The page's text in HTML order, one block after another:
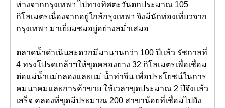
ห่างจากกรุงเทพฯ ไปทางทิศตะวันตกประมาณ 105
กิโลเมตรเนื่องจากอยู่ใกล้กรุงเทพฯ จึงมีนักท่องเที่ยวจาก
กรุงเทพฯ มาเยี่ยมชมอยู่อย่างสม่ำเสมอ
ตลาดน้ำดำเนินสะดวกมีมานานกว่า 100 ปีแล้ว รัชกาลที่
4 ทรงโปรดเกล้าฯให้ขุดคลองยาง 32 กิโลเมตรเพื่อเชื่อม
ต่อแม่น้ำแม่กลองและแม่ น้ำท่าจีน เพื่อประโยชน์ในการ
คมนาคมและการค้าขาย ใช้เวลาขุดประมาณ 2 ปีจึงแล้ว
เสร็จ คลองที่ขุดมีประมาณ 200 สาขาน้อยที่เชื่อมไปยัง